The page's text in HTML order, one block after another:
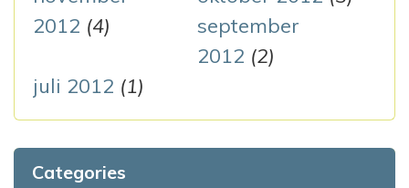
2012 (4)
september
2012 (2)
juli 2012 (1)
Categories